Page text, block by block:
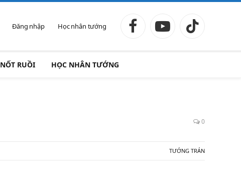
Đăng nhập Học nhân tướng FacebookYouTubeTikTok
NỐT RUỒI HỌC NHÂN TƯỚNG
0
TƯỚNG TRÁN